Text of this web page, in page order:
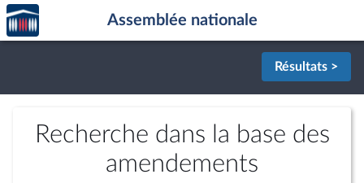
Aller au contenu
Aller en bas de la page
Accèder
à la
page
Assemblée nationale
Résultats >
Recherche dans la base des
amendements